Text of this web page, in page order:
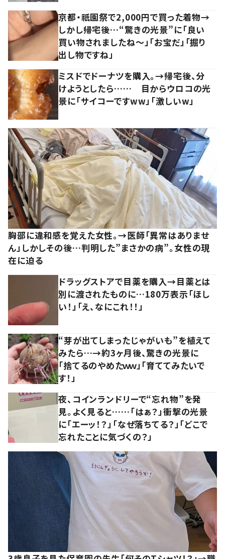
京都・祇園祭で2,000円で買った着物→
しかし帰宅後…“驚きの光景”に「良い
買い物されましたね～」「お宝だ」「掘り
出し物ですね」
ミスドでドーナツを購入。→帰宅後、分
けようとしたら…… 目からウロコの光
景に「サイコーですww」「激しいw」
胸部に違和感を覚えた女性。→医師「異常はありませ
ん」しかしその後…判明した”まさかの病”。女性の現
在に迫る
ドラッグストアで目薬を購入→目薬とは
別に渡されたものに…180万表示「ほし
い！」「え、なにこれ！！」
“芽が出てしまったじゃがいも”を植えて
みたら…→約3ヶ月後、驚きの光景に
「捨てるのやめたｗｗ」「育ててみたいで
す！」
夜、コインランドリーで“忘れ物”を発
見。よく見ると……「はぁ？」衝撃の光景
に「エーッ！？」「なぜ落ちてる？」「どこで
忘れたことに気づくの？」